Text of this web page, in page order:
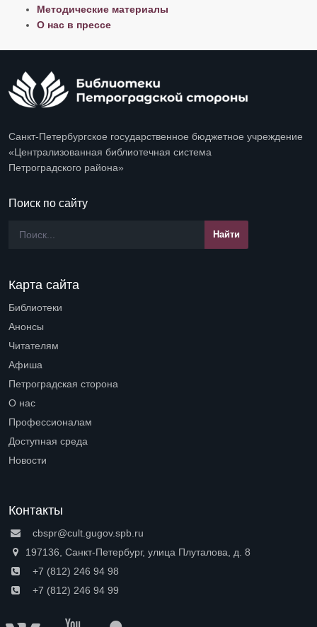
Методические материалы
О нас в прессе
Санкт-Петербургское государственное бюджетное учреждение
«Централизованная библиотечная система
Петроградского района»
Поиск по сайту
Карта сайта
Библиотеки
Анонсы
Читателям
Афиша
Петроградская сторона
О нас
Профессионалам
Доступная среда
Новости
Контакты
cbspr@cult.gugov.spb.ru
197136, Санкт-Петербург, улица Плуталова, д. 8
+7 (812) 246 94 98
+7 (812) 246 94 99